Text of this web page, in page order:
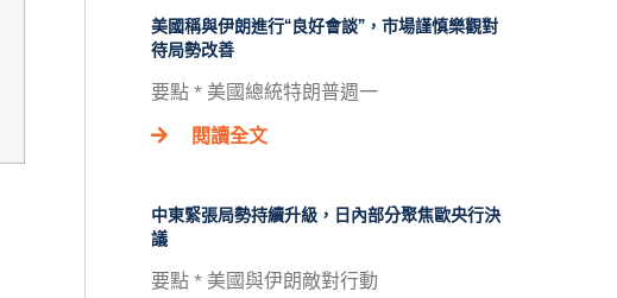
美國稱與伊朗進行“良好會談”，市場謹慎樂觀對
待局勢改善
要點 * 美國總統特朗普週一
閱讀全文
中東緊張局勢持續升級，日內部分聚焦歐央行決
議
要點 * 美國與伊朗敵對行動